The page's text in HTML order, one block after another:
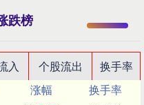
跌榜
入 个股流出
换手率
涨幅
换手率